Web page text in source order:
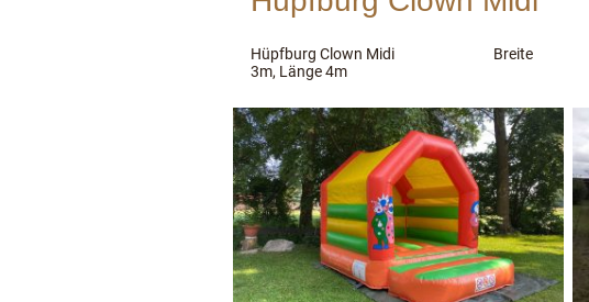
Hüpfburg Clown Midi Breite
3m, Länge 4m